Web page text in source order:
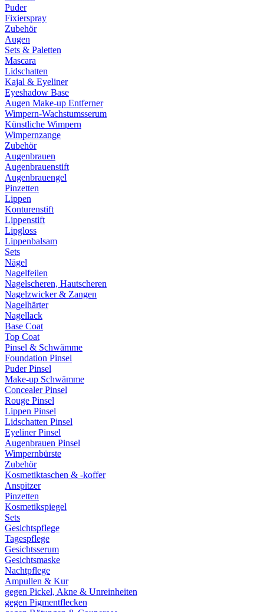
Puder
Fixierspray
Zubehör
Augen
Sets & Paletten
Mascara
Lidschatten
Kajal & Eyeliner
Eyeshadow Base
Augen Make-up Entferner
Wimpern-Wachstumsserum
Künstliche Wimpern
Wimpernzange
Zubehör
Augenbrauen
Augenbrauenstift
Augenbrauengel
Pinzetten
Lippen
Konturenstift
Lippenstift
Lipgloss
Lippenbalsam
Sets
Nägel
Nagelfeilen
Nagelscheren, Hautscheren
Nagelzwicker & Zangen
Nagelhärter
Nagellack
Base Coat
Top Coat
Pinsel & Schwämme
Foundation Pinsel
Puder Pinsel
Make-up Schwämme
Concealer Pinsel
Rouge Pinsel
Lippen Pinsel
Lidschatten Pinsel
Eyeliner Pinsel
Augenbrauen Pinsel
Wimpernbürste
Zubehör
Kosmetiktaschen & -koffer
Anspitzer
Pinzetten
Kosmetikspiegel
Sets
Gesichtspflege
Tagespflege
Gesichtsserum
Gesichtsmaske
Nachtpflege
Ampullen & Kur
gegen Pickel, Akne & Unreinheiten
gegen Pigmentflecken